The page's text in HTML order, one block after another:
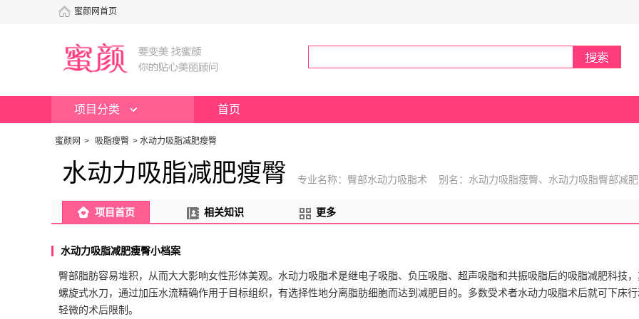
蜜颜网首页
项目分类 首页
蜜颜网 > 吸脂瘦臀 > 水动力吸脂减肥瘦臀
水动力吸脂减肥瘦臀 专业名称：臀部水动力吸脂术 别名：水动力吸脂瘦臀、水动力吸脂臀部减肥
项目首页 相关知识 更多
水动力吸脂减肥瘦臀小档案
臀部脂肪容易堆积，从而大大影响女性形体美观。水动力吸脂术是继电子吸脂、负压吸脂、超声吸脂和共振吸脂后的吸脂减肥科技
螺旋式水刀，通过加压水流精确作用于目标组织，有选择性地分离脂肪细胞而达到减肥目的。多数受术者水动力吸脂术后就可下床
轻微的术后限制。